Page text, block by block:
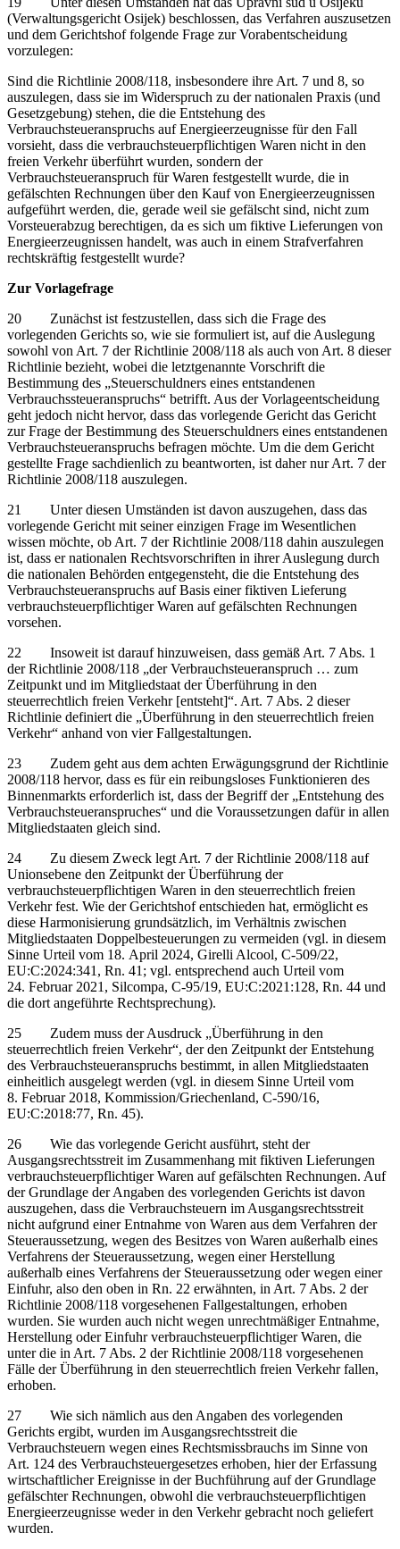
(Verwaltungsgericht Osijek) beschlossen, das Verfahren auszusetzen
und dem Gerichtshof folgende Frage zur Vorabentscheidung
vorzulegen:
Sind die Richtlinie 2008/118, insbesondere ihre Art. 7 und 8, so
auszulegen, dass sie im Widerspruch zu der nationalen Praxis (und
Gesetzgebung) stehen, die die Entstehung des
Verbrauchsteueranspruchs auf Energieerzeugnisse für den Fall
vorsieht, dass die verbrauchsteuerpflichtigen Waren nicht in den
freien Verkehr überführt wurden, sondern der
Verbrauchsteueranspruch für Waren festgestellt wurde, die in
gefälschten Rechnungen über den Kauf von Energieerzeugnissen
aufgeführt werden, die, gerade weil sie gefälscht sind, nicht zum
Vorsteuerabzug berechtigen, da es sich um fiktive Lieferungen von
Energieerzeugnissen handelt, was auch in einem Strafverfahren
rechtskräftig festgestellt wurde?
Zur Vorlagefrage
20 Zunächst ist festzustellen, dass sich die Frage des
vorlegenden Gerichts so, wie sie formuliert ist, auf die Auslegung
sowohl von Art. 7 der Richtlinie 2008/118 als auch von Art. 8 dieser
Richtlinie bezieht, wobei die letztgenannte Vorschrift die
Bestimmung des „Steuerschuldners eines entstandenen
Verbrauchssteueranspruchs“ betrifft. Aus der Vorlageentscheidung
geht jedoch nicht hervor, dass das vorlegende Gericht das Gericht
zur Frage der Bestimmung des Steuerschuldners eines entstandenen
Verbrauchsteueranspruchs befragen möchte. Um die dem Gericht
gestellte Frage sachdienlich zu beantworten, ist daher nur Art. 7 der
Richtlinie 2008/118 auszulegen.
21 Unter diesen Umständen ist davon auszugehen, dass das
vorlegende Gericht mit seiner einzigen Frage im Wesentlichen
wissen möchte, ob Art. 7 der Richtlinie 2008/118 dahin auszulegen
ist, dass er nationalen Rechtsvorschriften in ihrer Auslegung durch
die nationalen Behörden entgegensteht, die die Entstehung des
Verbrauchsteueranspruchs auf Basis einer fiktiven Lieferung
verbrauchsteuerpflichtiger Waren auf gefälschten Rechnungen
vorsehen.
22 Insoweit ist darauf hinzuweisen, dass gemäß Art. 7 Abs. 1
der Richtlinie 2008/118 „der Verbrauchsteueranspruch … zum
Zeitpunkt und im Mitgliedstaat der Überführung in den
steuerrechtlich freien Verkehr [entsteht]“. Art. 7 Abs. 2 dieser
Richtlinie definiert die „Überführung in den steuerrechtlich freien
Verkehr“ anhand von vier Fallgestaltungen.
23 Zudem geht aus dem achten Erwägungsgrund der Richtlinie
2008/118 hervor, dass es für ein reibungsloses Funktionieren des
Binnenmarkts erforderlich ist, dass der Begriff der „Entstehung des
Verbrauchsteueranspruches“ und die Voraussetzungen dafür in allen
Mitgliedstaaten gleich sind.
24 Zu diesem Zweck legt Art. 7 der Richtlinie 2008/118 auf
Unionsebene den Zeitpunkt der Überführung der
verbrauchsteuerpflichtigen Waren in den steuerrechtlich freien
Verkehr fest. Wie der Gerichtshof entschieden hat, ermöglicht es
diese Harmonisierung grundsätzlich, im Verhältnis zwischen
Mitgliedstaaten Doppelbesteuerungen zu vermeiden (vgl. in diesem
Sinne Urteil vom 18. April 2024, Girelli Alcool, C‑509/22,
EU:C:2024:341, Rn. 41; vgl. entsprechend auch Urteil vom
24. Februar 2021, Silcompa, C‑95/19, EU:C:2021:128, Rn. 44 und
die dort angeführte Rechtsprechung).
25 Zudem muss der Ausdruck „Überführung in den
steuerrechtlich freien Verkehr“, der den Zeitpunkt der Entstehung
des Verbrauchsteueranspruchs bestimmt, in allen Mitgliedstaaten
einheitlich ausgelegt werden (vgl. in diesem Sinne Urteil vom
8. Februar 2018, Kommission/Griechenland, C‑590/16,
EU:C:2018:77, Rn. 45).
26 Wie das vorlegende Gericht ausführt, steht der
Ausgangsrechtsstreit im Zusammenhang mit fiktiven Lieferungen
verbrauchsteuerpflichtiger Waren auf gefälschten Rechnungen. Auf
der Grundlage der Angaben des vorlegenden Gerichts ist davon
auszugehen, dass die Verbrauchsteuern im Ausgangsrechtsstreit
nicht aufgrund einer Entnahme von Waren aus dem Verfahren der
Steueraussetzung, wegen des Besitzes von Waren außerhalb eines
Verfahrens der Steueraussetzung, wegen einer Herstellung
außerhalb eines Verfahrens der Steueraussetzung oder wegen einer
Einfuhr, also den oben in Rn. 22 erwähnten, in Art. 7 Abs. 2 der
Richtlinie 2008/118 vorgesehenen Fallgestaltungen, erhoben
wurden. Sie wurden auch nicht wegen unrechtmäßiger Entnahme,
Herstellung oder Einfuhr verbrauchsteuerpflichtiger Waren, die
unter die in Art. 7 Abs. 2 der Richtlinie 2008/118 vorgesehenen
Fälle der Überführung in den steuerrechtlich freien Verkehr fallen,
erhoben.
27 Wie sich nämlich aus den Angaben des vorlegenden
Gerichts ergibt, wurden im Ausgangsrechtsstreit die
Verbrauchsteuern wegen eines Rechtsmissbrauchs im Sinne von
Art. 124 des Verbrauchsteuergesetzes erhoben, hier der Erfassung
wirtschaftlicher Ereignisse in der Buchführung auf der Grundlage
gefälschter Rechnungen, obwohl die verbrauchsteuerpflichtigen
Energieerzeugnisse weder in den Verkehr gebracht noch geliefert
wurden.